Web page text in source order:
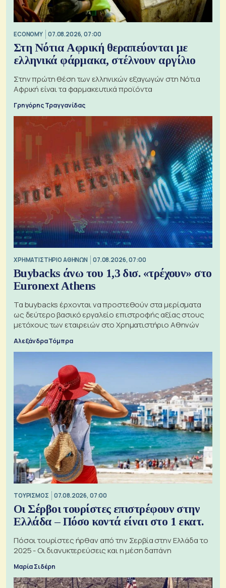
ECONOMY 07.08.2026, 07:00
Στη Νότια Αφρική θεραπεύονται με
ελληνικά φάρμακα, στέλνουν αργίλιο
Στην πρώτη θέση των ελληνικών εξαγωγών στη Νότια
Αφρική είναι τα φαρμακευτικά προϊόντα
Γρηγόρης Τραγγανίδας
XΡΗΜΑΤΙΣΤΗΡΙΟ ΑΘΗΝΩΝ 07.08.2026, 07:00
Buybacks άνω του 1,3 δισ. «τρέχουν» στο
Euronext Athens
Τα buybacks έρχονται να προστεθούν στα μερίσματα
ως δεύτερο βασικό εργαλείο επιστροφής αξίας στους
μετόχους των εταιρειών στο Χρηματιστήριο Αθηνών
Αλεξάνδρα Τόμπρα
ΤΟΥΡΙΣΜΟΣ 07.08.2026, 07:00
Οι Σέρβοι τουρίστες επιστρέφουν στην
Ελλάδα – Πόσο κοντά είναι στο 1 εκατ.
Πόσοι τουρίστες ήρθαν από την Σερβία στην Ελλάδα το
2025 - Οι διανυκτερεύσεις και η μέση δαπάνη
Μαρία Σιδέρη